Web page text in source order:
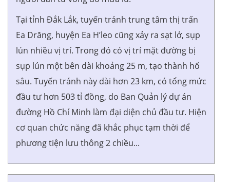
Tại tỉnh Đắk Lắk, tuyến tránh trung tâm thị trấn
Ea Drăng, huyện Ea H’leo cũng xảy ra sạt lở, sụp
lún nhiều vị trí. Trong đó có vị trí mặt đường bị
sụp lún một bên dài khoảng 25 m, tạo thành hố
sâu. Tuyến tránh này dài hơn 23 km, có tổng mức
đầu tư hơn 503 tỉ đồng, do Ban Quản lý dự án
đường Hồ Chí Minh làm đại diện chủ đầu tư. Hiện
cơ quan chức năng đã khắc phục tạm thời để
phương tiện lưu thông 2 chiều...